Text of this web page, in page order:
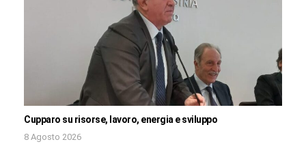
Cupparo su risorse, lavoro, energia e sviluppo
8 Agosto 2026